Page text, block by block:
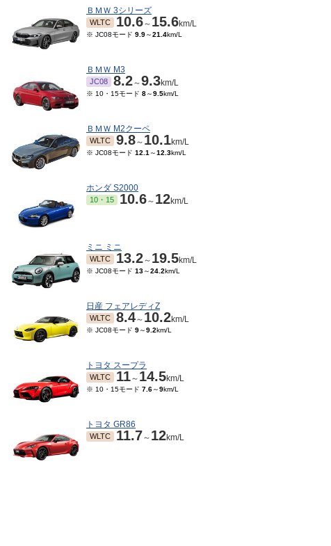
ＢＭＷ 3シリーズ
WLTC 10.6～ 15.6km/L
※ JC08モード 9.9～21.4km/L
ＢＭＷ M3
JC08 8.2～9.3km/L
※ 10・15モード 8～9.5km/L
ＢＭＷ M2クーペ
WLTC 9.8～ 10.1km/L
※ JC08モード 12.1 ～12.3km/L
ホンダ S2000
10・15 10.6～ 12km/L
ミニ ミニ
WLTC 13.2～ 19.5km/L
※ JC08モード 13～24.2km/L
日産 フェアレディZ
WLTC 8.4～ 10.2km/L
※ JC08モード 9～9.2km/L
トヨタ スープラ
WLTC 11～ 14.5km/L
※ 10・15モード 7.6～9km/L
トヨタ GR86
WLTC 11.7～ 12km/L